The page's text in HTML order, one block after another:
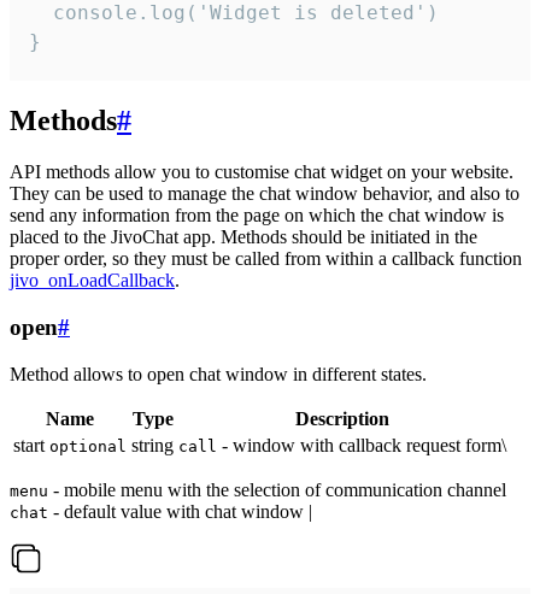
  console.log('Widget is deleted')
}
Methods#
API methods allow you to customise chat widget on your website.
They can be used to manage the chat window behavior, and also to
send any information from the page on which the chat window is
placed to the JivoChat app. Methods should be initiated in the
proper order, so they must be called from within a callback function
jivo_onLoadCallback.
open#
Method allows to open chat window in different states.
Name Type
Description
start optional string call - window with callback request form\
menu - mobile menu with the selection of communication channel
chat - default value with chat window |